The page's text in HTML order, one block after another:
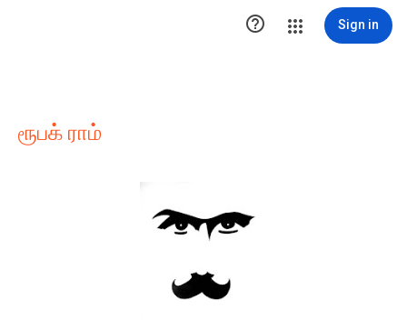
 Sign in
ரூபக் ராம்